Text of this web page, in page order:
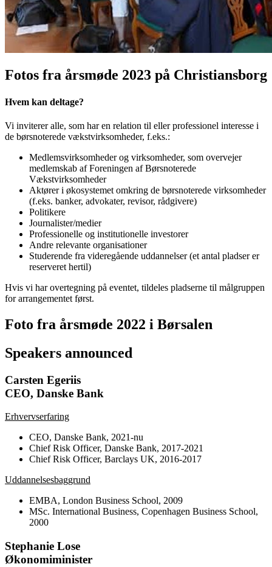
Fotos fra årsmøde 2023 på Christiansborg
Hvem kan deltage?
Vi inviterer alle, som har en relation til eller professionel interesse i
de børsnoterede vækstvirksomheder, f.eks.:
Medlemsvirksomheder og virksomheder, som overvejer
medlemskab af Foreningen af Børsnoterede
Vækstvirksomheder
Aktører i økosystemet omkring de børsnoterede virksomheder
(f.eks. banker, advokater, revisor, rådgivere)
Politikere
Journalister/medier
Professionelle og institutionelle investorer
Andre relevante organisationer
Studerende fra videregående uddannelser (et antal pladser er
reserveret hertil)
Hvis vi har overtegning på eventet, tildeles pladserne til målgruppen
for arrangementet først.
Foto fra årsmøde 2022 i Børsalen
Speakers announced
Carsten Egeriis
CEO, Danske Bank
Erhvervserfaring
CEO, Danske Bank, 2021-nu
Chief Risk Officer, Danske Bank, 2017-2021
Chief Risk Officer, Barclays UK, 2016-2017
Uddannelsesbaggrund
EMBA, London Business School, 2009
MSc. International Business, Copenhagen Business School,
2000
Stephanie Lose
Økonomiminister